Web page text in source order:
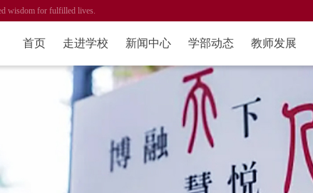
wisdom for fulfilled lives.
首页 走进学校 新闻中心 学部动态 教师发展